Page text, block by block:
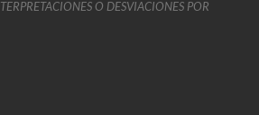
O DESVIACIONES POR